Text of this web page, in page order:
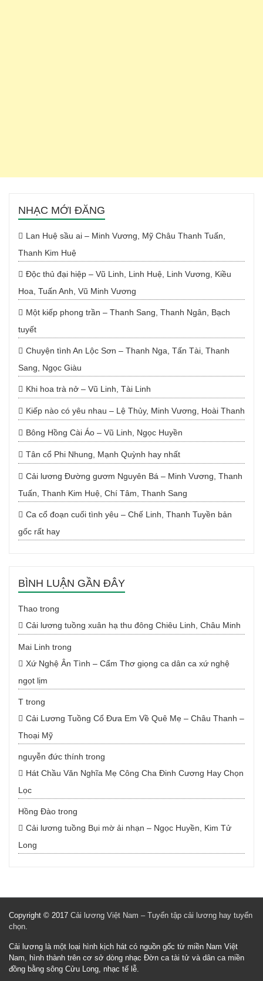
NHẠC MỚI ĐĂNG
Lan Huệ sầu ai – Minh Vương, Mỹ Châu Thanh Tuấn,
Thanh Kim Huệ
Độc thủ đại hiệp – Vũ Linh, Linh Huệ, Linh Vương, Kiều
Hoa, Tuấn Anh, Vũ Minh Vương
Một kiếp phong trần – Thanh Sang, Thanh Ngân, Bạch
tuyết
Chuyện tình An Lộc Sơn – Thanh Nga, Tấn Tài, Thanh
Sang, Ngọc Giàu
Khi hoa trà nở – Vũ Linh, Tài Linh
Kiếp nào có yêu nhau – Lệ Thủy, Minh Vương, Hoài Thanh
Bông Hồng Cài Áo – Vũ Linh, Ngọc Huyền
Tân cổ Phi Nhung, Mạnh Quỳnh hay nhất
Cải lương Đường gươm Nguyên Bá – Minh Vương, Thanh
Tuấn, Thanh Kim Huệ, Chí Tâm, Thanh Sang
Ca cổ đoạn cuối tình yêu – Chế Linh, Thanh Tuyền bản
gốc rất hay
BÌNH LUẬN GẦN ĐÂY
Thao trong
Cải lương tuồng xuân hạ thu đông Chiêu Linh, Châu Minh
Mai Linh trong
Xứ Nghệ Ân Tình – Cẩm Thơ giọng ca dân ca xứ nghệ
ngọt lịm
T trong
Cải Lương Tuồng Cổ Đưa Em Về Quê Mẹ – Châu Thanh –
Thoại Mỹ
nguyễn đức thính trong
Hát Chầu Văn Nghĩa Mẹ Công Cha Đinh Cương Hay Chọn
Lọc
Hồng Đào trong
Cải lương tuồng Bụi mờ ải nhạn – Ngọc Huyền, Kim Tử
Long
Copyright © 2017 Cải lương Việt Nam – Tuyển tập cải lương hay tuyển
chọn.
Cải lương là một loại hình kịch hát có nguồn gốc từ miền Nam Việt
Nam, hình thành trên cơ sở dòng nhạc Đờn ca tài tử và dân ca miền
đồng bằng sông Cửu Long, nhạc tế lễ.